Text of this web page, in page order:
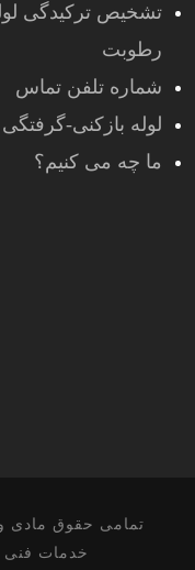
تشخیص ترکیدگی
رطوبت
شماره تلفن تماس
لوله بازکنی-
ما چه می کنیم؟
تمامی حقوق مادی
خدمات فنی